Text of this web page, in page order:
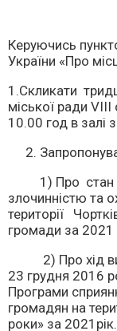
Керуючись
України «Про
1.Скликати
міської ради
10.00 год в залі
1) Про стан
злочинністю та
території
громади за 2021
2) Про хід
23 грудня 2016
Програми
громадян на
роки» за 2021рік.